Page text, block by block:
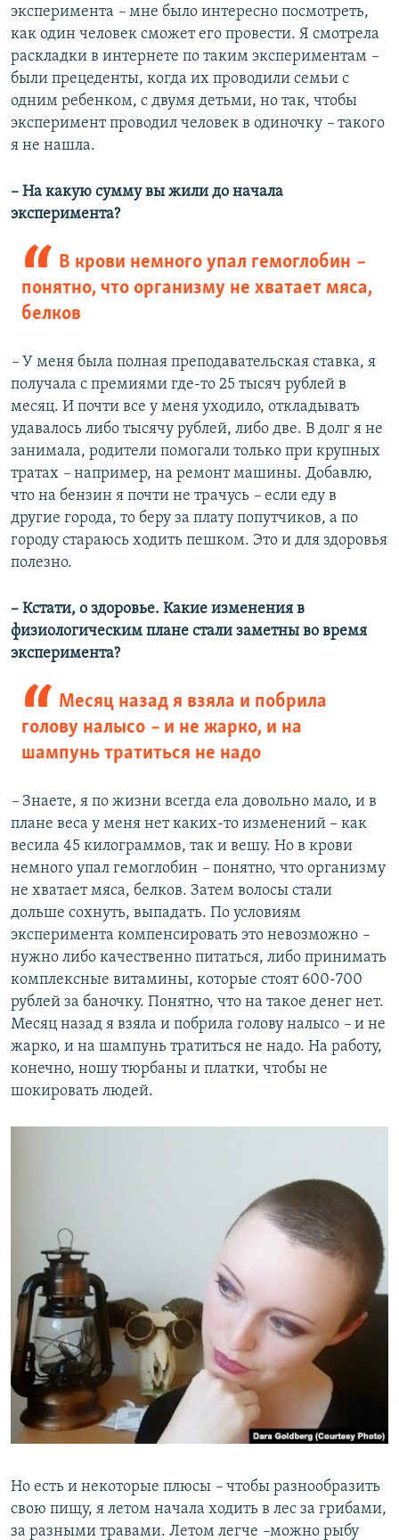
эксперимента – мне было интересно посмотреть,
как один человек сможет его провести. Я смотрела
раскладки в интернете по таким экспериментам –
были прецеденты, когда их проводили семьи с
одним ребенком, с двумя детьми, но так, чтобы
эксперимент проводил человек в одиночку – такого
я не нашла.
– На какую сумму вы жили до начала
эксперимента?
В крови немного упал гемоглобин ​ –
понятно, что организму не хватает мяса,
белков
– У меня была полная преподавательская ставка, я
получала с премиями где-то 25 тысяч рублей в
месяц. И почти все у меня уходило, откладывать
удавалось либо тысячу рублей, либо две. В долг я не
занимала, родители помогали только при крупных
тратах – например, на ремонт машины. Добавлю,
что на бензин я почти не трачусь – если еду в
другие города, то беру за плату попутчиков, а по
городу стараюсь ходить пешком. Это и для здоровья
полезно.
– Кстати, о здоровье. Какие изменения в
физиологическим плане стали заметны во время
эксперимента?
Месяц назад я взяла и побрила
голову налысо ​ – и не жарко, и на
шампунь тратиться не надо
– Знаете, я по жизни всегда ела довольно мало, и в
плане веса у меня нет каких-то изменений – как
весила 45 килограммов, так и вешу. Но в крови
немного упал гемоглобин – понятно, что организму
не хватает мяса, белков. Затем волосы стали
дольше сохнуть, выпадать. По условиям
эксперимента компенсировать это невозможно –
нужно либо качественно питаться, либо принимать
комплексные витамины, которые стоят 600-700
рублей за баночку. Понятно, что на такое денег нет.
Месяц назад я взяла и побрила голову налысо – и не
жарко, и на шампунь тратиться не надо. На работу,
конечно, ношу тюрбаны и платки, чтобы не
шокировать людей.
Но есть и некоторые плюсы – чтобы разнообразить
свою пищу, я летом начала ходить в лес за грибами,
за разными травами. Летом легче –можно рыбу